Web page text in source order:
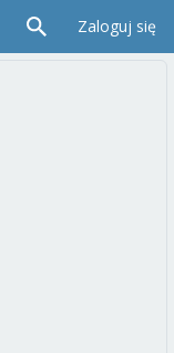
Zaloguj się